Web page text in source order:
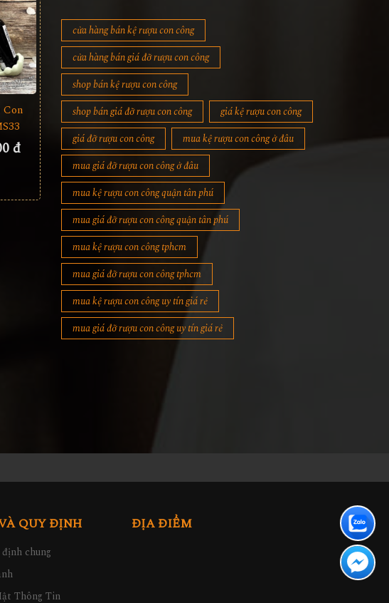
Con
đ
cửa hàng bán kệ rượu con công
cửa hàng bán giá đỡ rượu con công
shop bán kệ rượu con công
shop bán giá đỡ rượu con công
giá kệ rượu con công
giá đỡ rượu con công
mua kệ rượu con công ở đâu
mua giá đỡ rượu con công ở đâu
mua kệ rượu con công quận tân phú
mua giá đỡ rượu con công quận tân phú
mua kệ rượu con công tphcm
mua giá đỡ rượu con công tphcm
mua kệ rượu con công uy tín giá rẻ
mua giá đỡ rượu con công uy tín giá rẻ
QUY ĐỊNH
chung
Thông Tin
ĐỊA ĐIỂM